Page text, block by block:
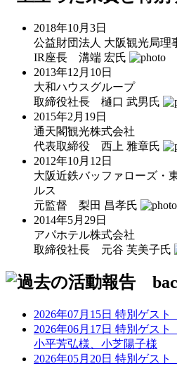
2018年10月3日
公益財団法人 大阪観光局理
IR座長 溝端 宏氏
2013年12月10日
大和ハウスグループ
取締役社長 樋口 武男氏
2015年2月19日
通天閣観光株式会社
代表取締役 西上 雅章氏
2012年10月12日
大阪近鉄バッファローズ・
ルス
元監督 梨田 昌孝氏
2014年5月29日
アパホテル株式会社
取締役社長 元谷 芙美子氏
2026年07月15日 特別ゲス
2026年06月17日 特別ゲス
小平芳弘様、小芝陽子様
2026年05月20日 特別ゲス